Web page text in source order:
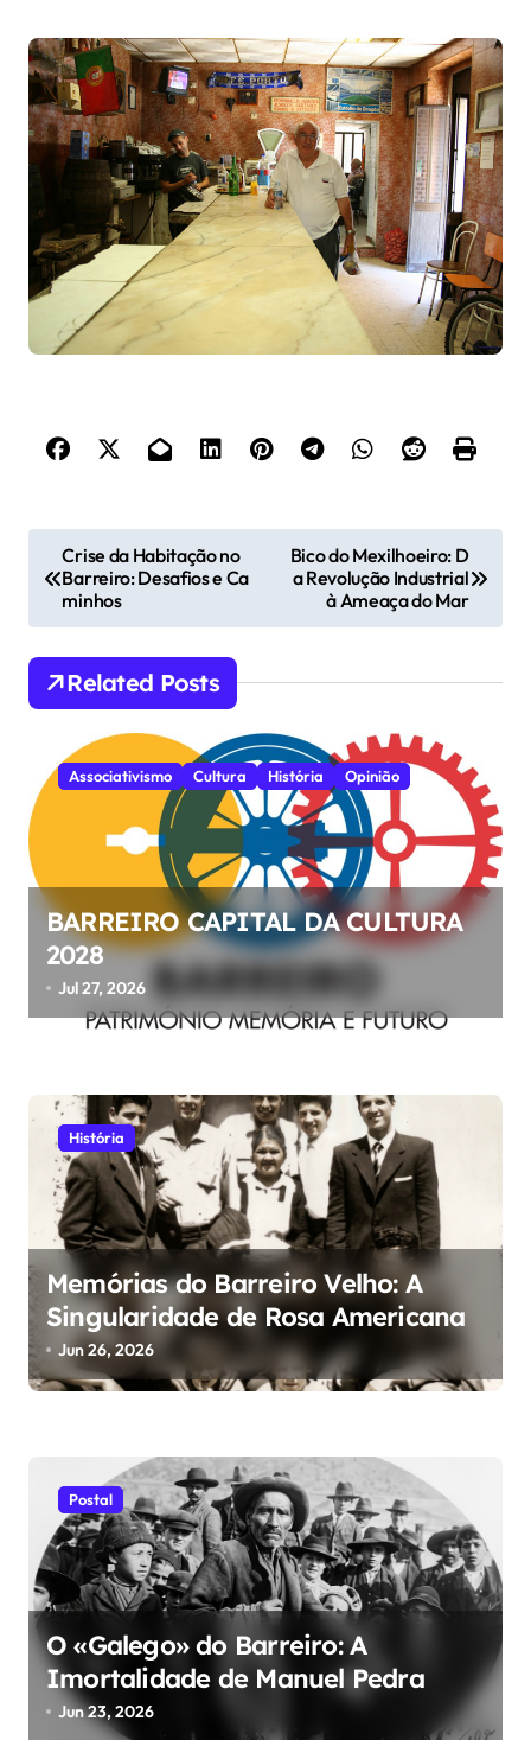
a
v
e
g
ç
ã
o
d
a
r
i
Crise da Habitação no
Barreiro: Desafios e Ca
minhos
Bico do Mexilhoeiro: D
a Revolução Industrial
à Ameaça do Mar
Related Posts
Associativismo Cultura História Opinião
BARREIRO CAPITAL DA CULTURA
2028
Jul 27, 2026
História
Memórias do Barreiro Velho: A
Singularidade de Rosa Americana
Jun 26, 2026
Postal
O «Galego» do Barreiro: A
Imortalidade de Manuel Pedra
Jun 23, 2026